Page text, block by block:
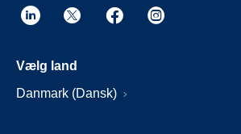
Vælg land
Danmark (Dansk)